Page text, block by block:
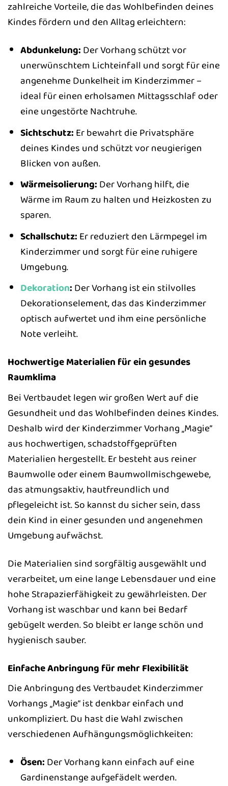
zahlreiche Vorteile, die das Wohlbefinden deines
Kindes fördern und den Alltag erleichtern:
Abdunkelung: Der Vorhang schützt vor
unerwünschtem Lichteinfall und sorgt für eine
angenehme Dunkelheit im Kinderzimmer –
ideal für einen erholsamen Mittagsschlaf oder
eine ungestörte Nachtruhe.
Sichtschutz: Er bewahrt die Privatsphäre
deines Kindes und schützt vor neugierigen
Blicken von außen.
Wärmeisolierung: Der Vorhang hilft, die
Wärme im Raum zu halten und Heizkosten zu
sparen.
Schallschutz: Er reduziert den Lärmpegel im
Kinderzimmer und sorgt für eine ruhigere
Umgebung.
Dekoration: Der Vorhang ist ein stilvolles
Dekorationselement, das das Kinderzimmer
optisch aufwertet und ihm eine persönliche
Note verleiht.
Hochwertige Materialien für ein gesundes
Raumklima
Bei Vertbaudet legen wir großen Wert auf die
Gesundheit und das Wohlbefinden deines Kindes.
Deshalb wird der Kinderzimmer Vorhang „Magie“
aus hochwertigen, schadstoffgeprüften
Materialien hergestellt. Er besteht aus reiner
Baumwolle oder einem Baumwollmischgewebe,
das atmungsaktiv, hautfreundlich und
pflegeleicht ist. So kannst du sicher sein, dass
dein Kind in einer gesunden und angenehmen
Umgebung aufwächst.
Die Materialien sind sorgfältig ausgewählt und
verarbeitet, um eine lange Lebensdauer und eine
hohe Strapazierfähigkeit zu gewährleisten. Der
Vorhang ist waschbar und kann bei Bedarf
gebügelt werden. So bleibt er lange schön und
hygienisch sauber.
Einfache Anbringung für mehr Flexibilität
Die Anbringung des Vertbaudet Kinderzimmer
Vorhangs „Magie“ ist denkbar einfach und
unkompliziert. Du hast die Wahl zwischen
verschiedenen Aufhängungsmöglichkeiten:
Ösen: Der Vorhang kann einfach auf eine
Gardinenstange aufgefädelt werden.